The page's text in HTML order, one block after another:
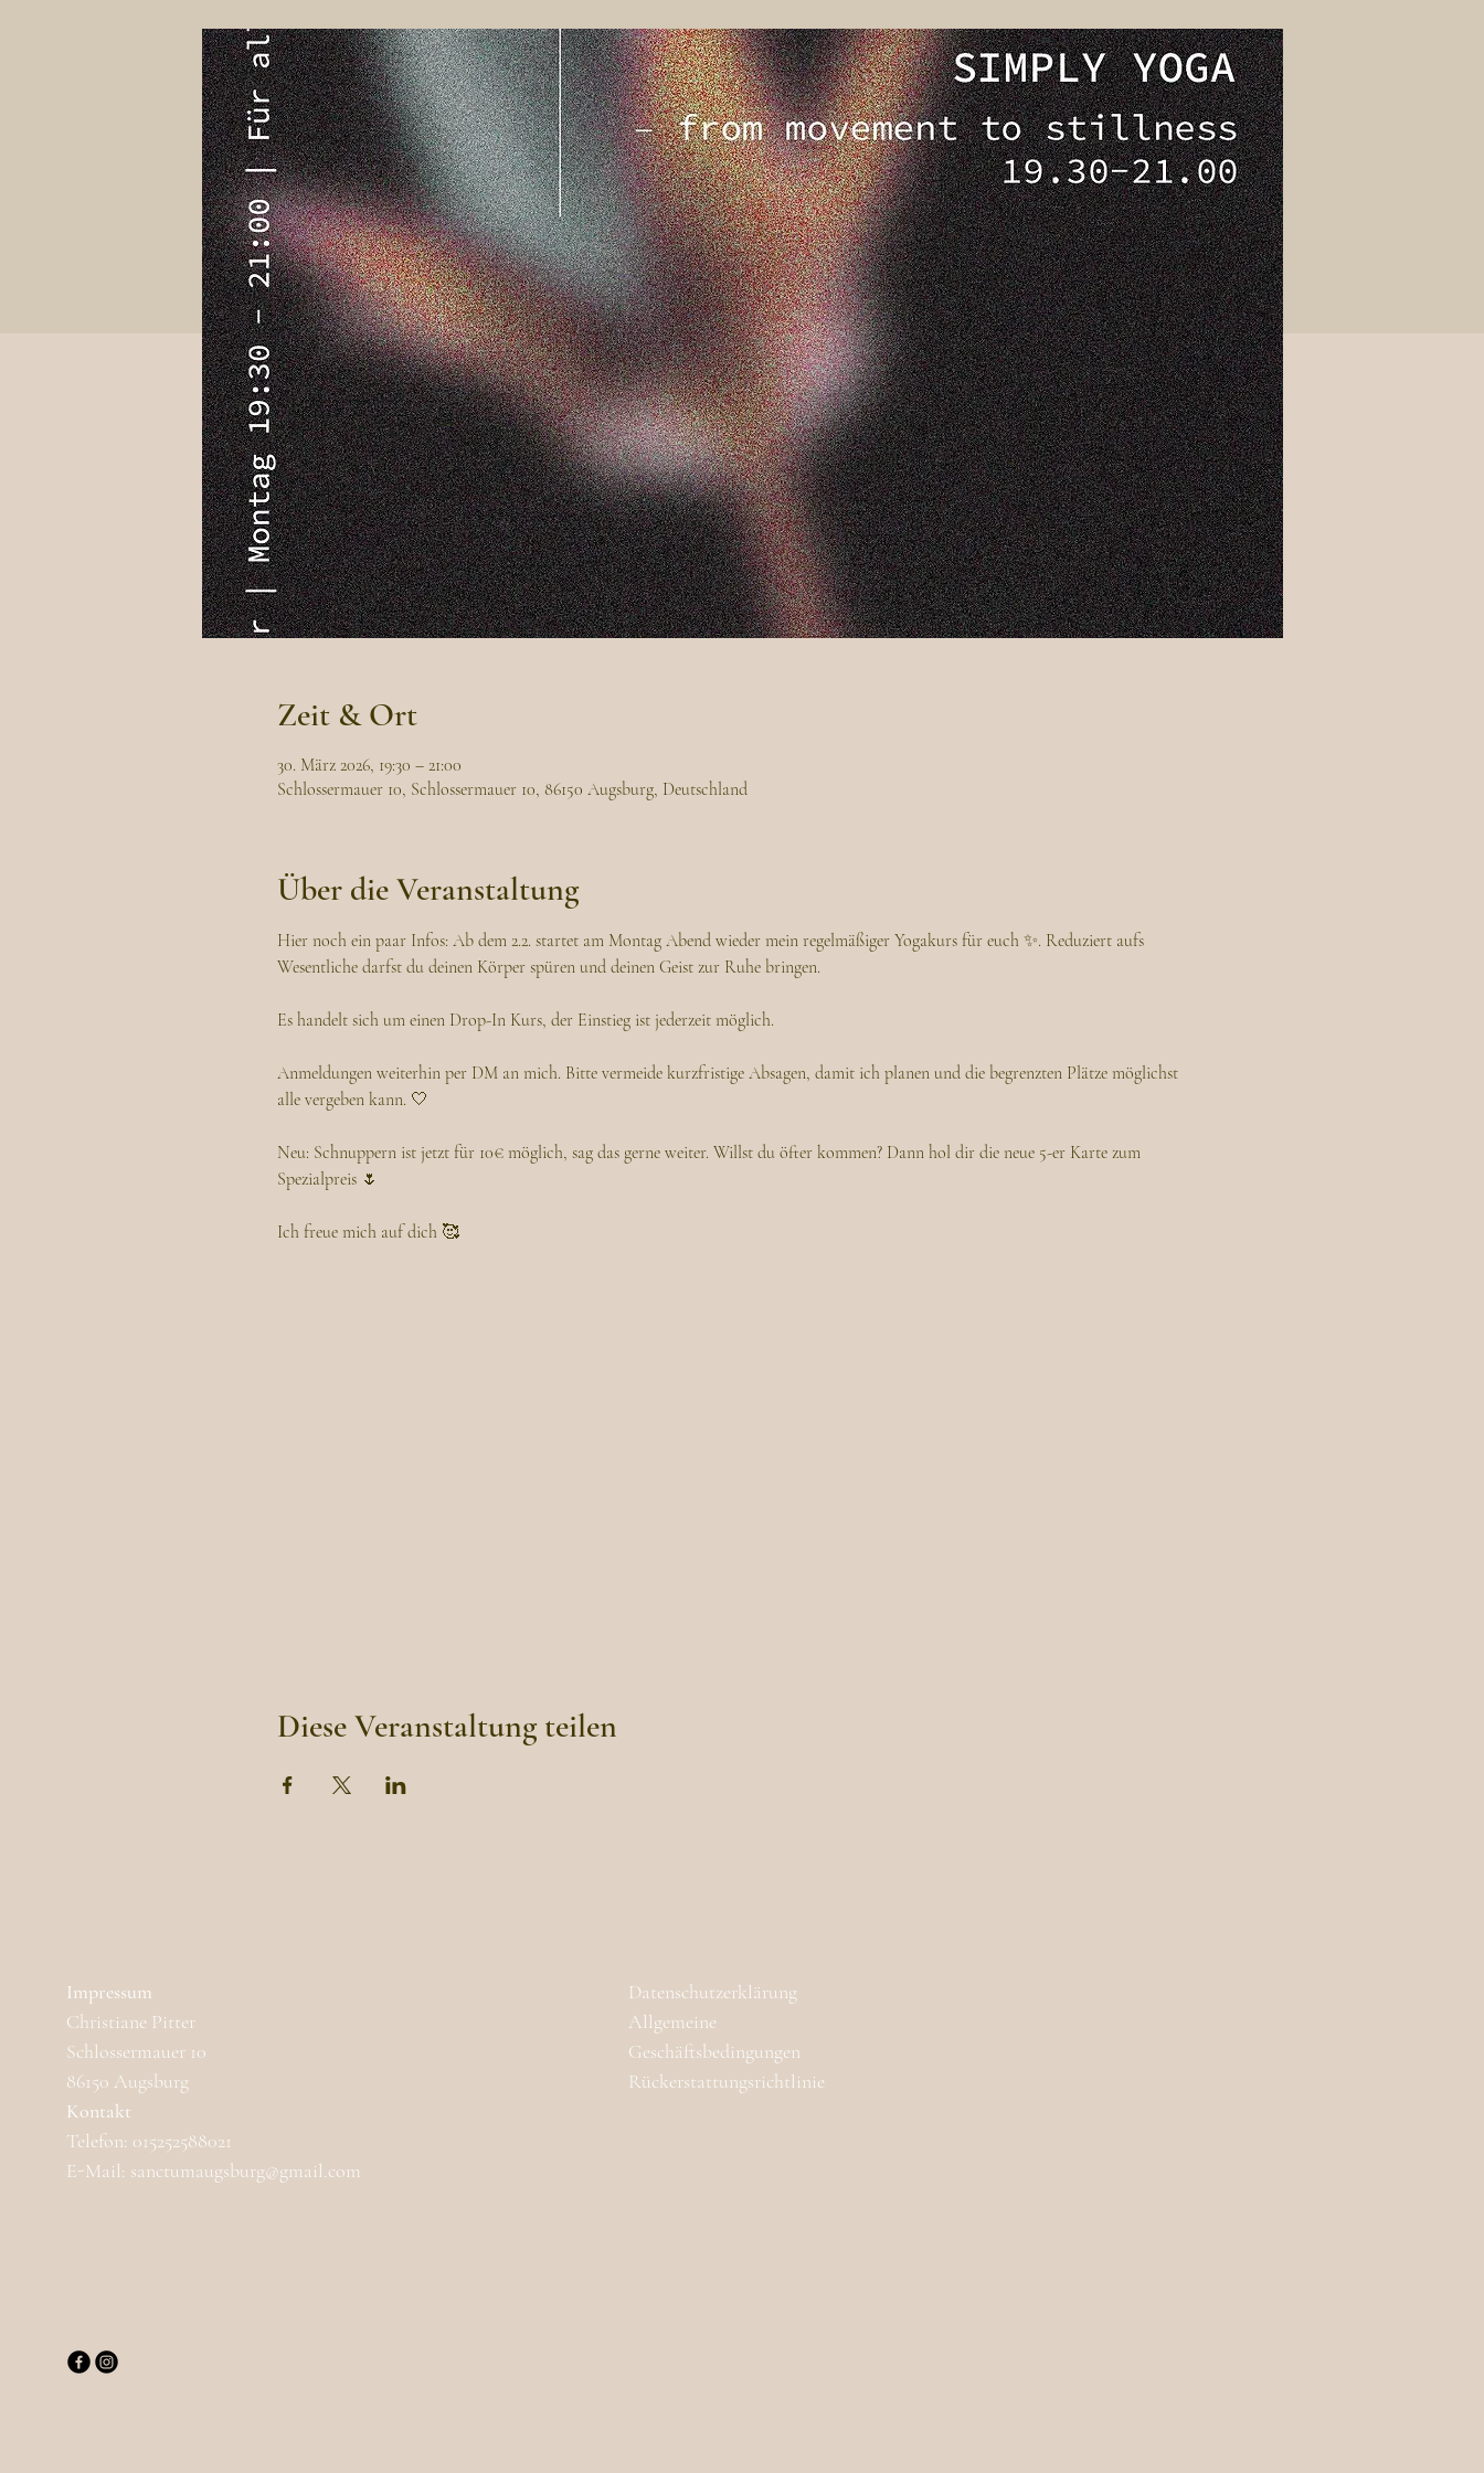
Zeit & Ort
30. März 2026, 19:30 – 21:00
Schlossermauer 10, Schlossermauer 10, 86150 Augsburg, Deutschland
Über die Veranstaltung
Hier noch ein paar Infos: Ab dem 2.2. startet am Montag Abend wieder mein regelmäßiger Yogakurs für euch ✨. Reduziert aufs
Wesentliche darfst du deinen Körper spüren und deinen Geist zur Ruhe bringen.
Es handelt sich um einen Drop-In Kurs, der Einstieg ist jederzeit möglich.
Anmeldungen weiterhin per DM an mich. Bitte vermeide kurzfristige Absagen, damit ich planen und die begrenzten Plätze möglichst
alle vergeben kann. 🤍
Neu: Schnuppern ist jetzt für 10€ möglich, sag das gerne weiter. Willst du öfter kommen? Dann hol dir die neue 5-er Karte zum
Spezialpreis 🌷
Ich freue mich auf dich 🥰
Diese Veranstaltung teilen
Impressum
Christiane Pitter
Schlossermauer 10
86150 Augsburg
Kontakt
Telefon: 015252588021
E-Mail: sanctumaugsburg@gmail.com
Datenschutzerklärung
Allgemeine
Geschäftsbedingungen
Rückerstattungsrichtlinie